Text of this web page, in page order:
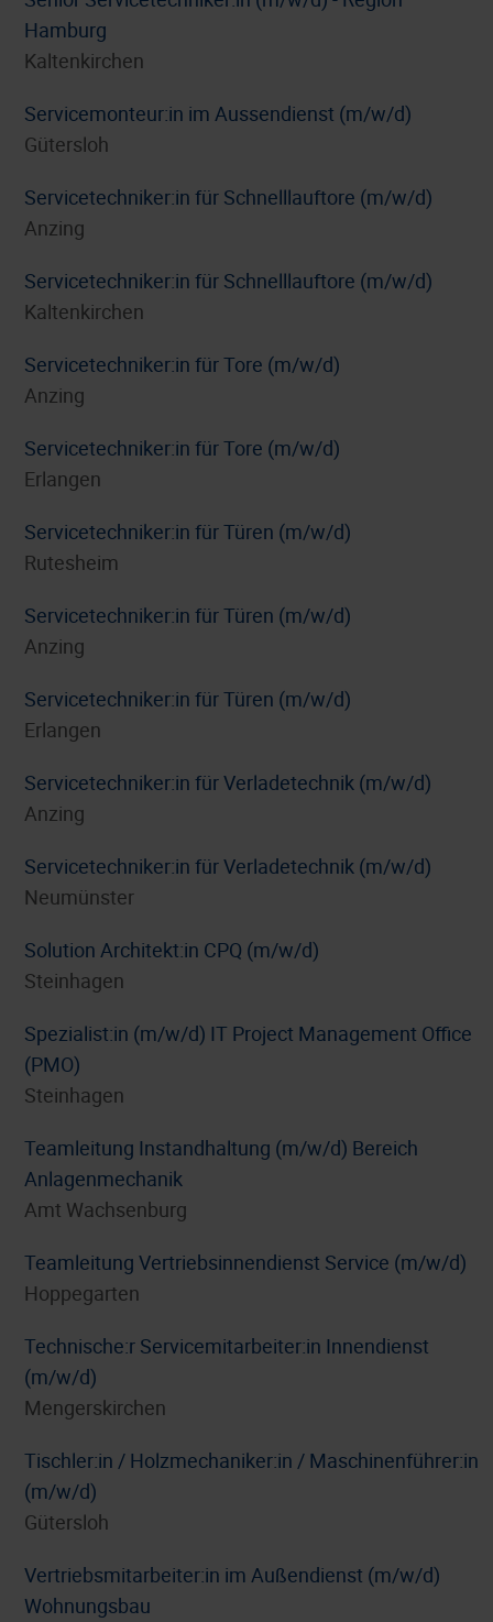
Hamburg
Kaltenkirchen
Servicemonteur:in im Aussendienst (m/w/d)
Gütersloh
Servicetechniker:in für Schnelllauftore (m/w/d)
Anzing
Servicetechniker:in für Schnelllauftore (m/w/d)
Kaltenkirchen
Servicetechniker:in für Tore (m/w/d)
Anzing
Servicetechniker:in für Tore (m/w/d)
Erlangen
Servicetechniker:in für Türen (m/w/d)
Rutesheim
Servicetechniker:in für Türen (m/w/d)
Anzing
Servicetechniker:in für Türen (m/w/d)
Erlangen
Servicetechniker:in für Verladetechnik (m/w/d)
Anzing
Servicetechniker:in für Verladetechnik (m/w/d)
Neumünster
Solution Architekt:in CPQ (m/w/d)
Steinhagen
Spezialist:in (m/w/d) IT Project Management Office
(PMO)
Steinhagen
Teamleitung Instandhaltung (m/w/d) Bereich
Anlagenmechanik
Amt Wachsenburg
Teamleitung Vertriebsinnendienst Service (m/w/d)
Hoppegarten
Technische:r Servicemitarbeiter:in Innendienst
(m/w/d)
Mengerskirchen
Tischler:in / Holzmechaniker:in / Maschinenführer:in
(m/w/d)
Gütersloh
Vertriebsmitarbeiter:in im Außendienst (m/w/d)
Wohnungsbau